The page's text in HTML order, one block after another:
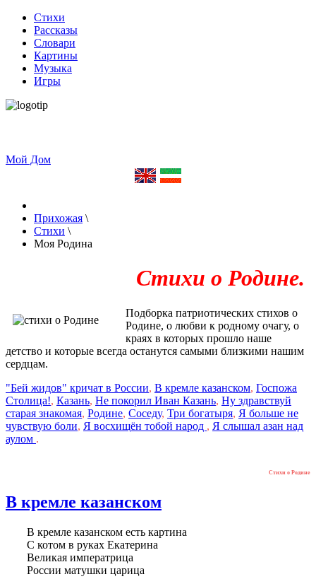
Стихи
Рассказы
Словари
Картины
Музыка
Игры
Мой Дом
Прихожая \
Стихи \
Моя Родина
Стихи о Родине.
Подборка патриотических стихов о
Родине, о любви к родному очагу, о
краях в которых прошло наше
детство и которые всегда останутся самыми близкими нашим
сердцам.
"Бей жидов" кричат в России, В кремле казанском, Госпожа
Столица!, Казань, Не покорил Иван Казань, Ну здравствуй
старая знакомая, Родине, Соседу, Три богатыря, Я больше не
чувствую боли, Я восхищён тобой народ , Я слышал азан над
аулом .
Стихи о Родине
В кремле казанском
В кремле казанском есть картина
С котом в руках Екатерина
Великая императрица
России матушки царица